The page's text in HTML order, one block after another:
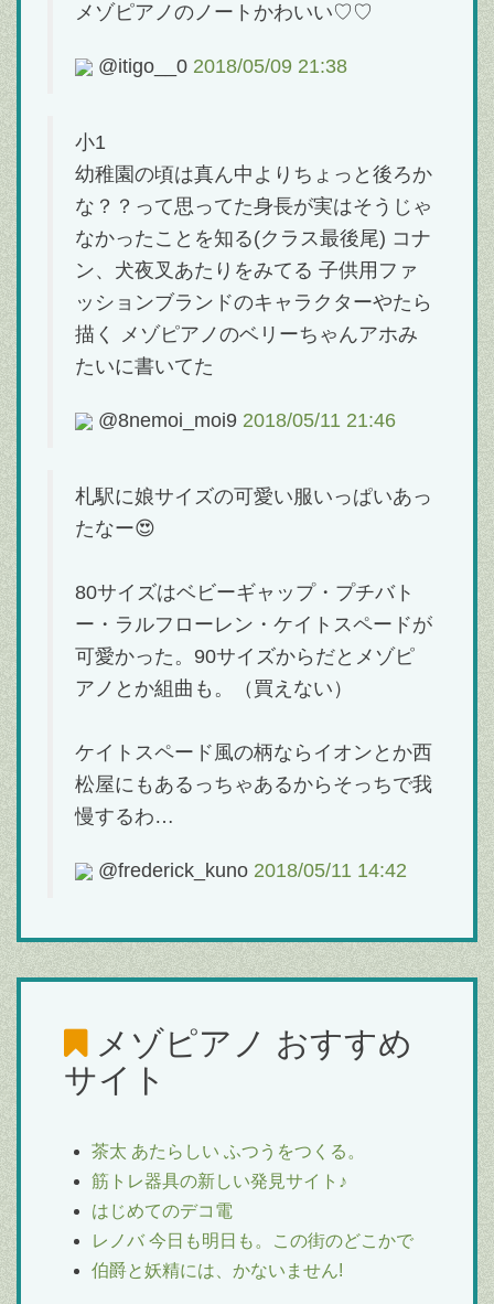
メゾピアノのノートかわいい♡♡
@itigo__0 2018/05/09 21:38
小1
幼稚園の頃は真ん中よりちょっと後ろか
な？？って思ってた身長が実はそうじゃ
なかったことを知る(クラス最後尾) コナ
ン、犬夜叉あたりをみてる 子供用ファ
ッションブランドのキャラクターやたら
描く メゾピアノのベリーちゃんアホみ
たいに書いてた
@8nemoi_moi9 2018/05/11 21:46
札駅に娘サイズの可愛い服いっぱいあっ
たなー😍
80サイズはベビーギャップ・プチバト
ー・ラルフローレン・ケイトスペードが
可愛かった。90サイズからだとメゾピ
アノとか組曲も。（買えない）
ケイトスペード風の柄ならイオンとか西
松屋にもあるっちゃあるからそっちで我
慢するわ…
@frederick_kuno 2018/05/11 14:42
メゾピアノ おすすめ
サイト
茶太 あたらしい ふつうをつくる。
筋トレ器具の新しい発見サイト♪
はじめてのデコ電
レノバ 今日も明日も。この街のどこかで
伯爵と妖精には、かないません!